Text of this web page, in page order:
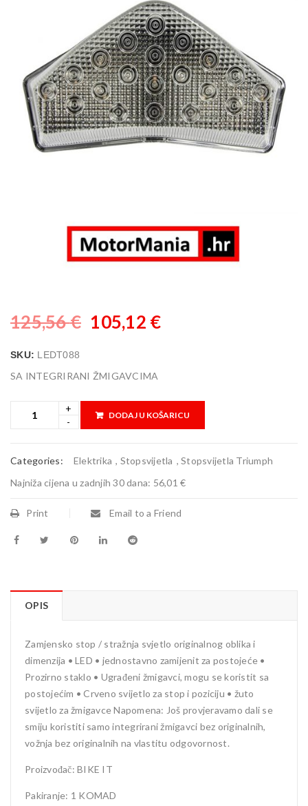
125,56€ 105,12 €
SKU: LEDT088
SA INTEGRIRANI ŽMIGAVCIMA
DODAJ U KOŠARICU
Categories: Elektrika , Stopsvijetla , Stopsvijetla Triumph
Najniža cijena u zadnjih 30 dana: 56,01 €
Print Email to a Friend
OPIS
Zamjensko stop / stražnja svjetlo originalnog oblika i
dimenzija • LED • jednostavno zamijenit za postojeće •
Prozirno staklo • Ugrađeni žmigavci, mogu se koristit sa
postojećim • Crveno svijetlo za stop i poziciju • žuto
svijetlo za žmigavce Napomena: Još provjeravamo dali se
smiju koristiti samo integrirani žmigavci bez originalnih,
vožnja bez originalnih na vlastitu odgovornost.
Proizvođač: BIKE IT
Pakiranje: 1 KOMAD